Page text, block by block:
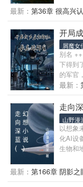
最新： 第36章 很高兴
开局
屑魔女
别名
下得到
的军官
什么我
自家星
看着下
阳突然
文明不
我儿这
情线:
官场
最新：
走向
山野漫
以想象
化AI设
生物和
应用高
物海鲜
最新： 第166章 阴影之